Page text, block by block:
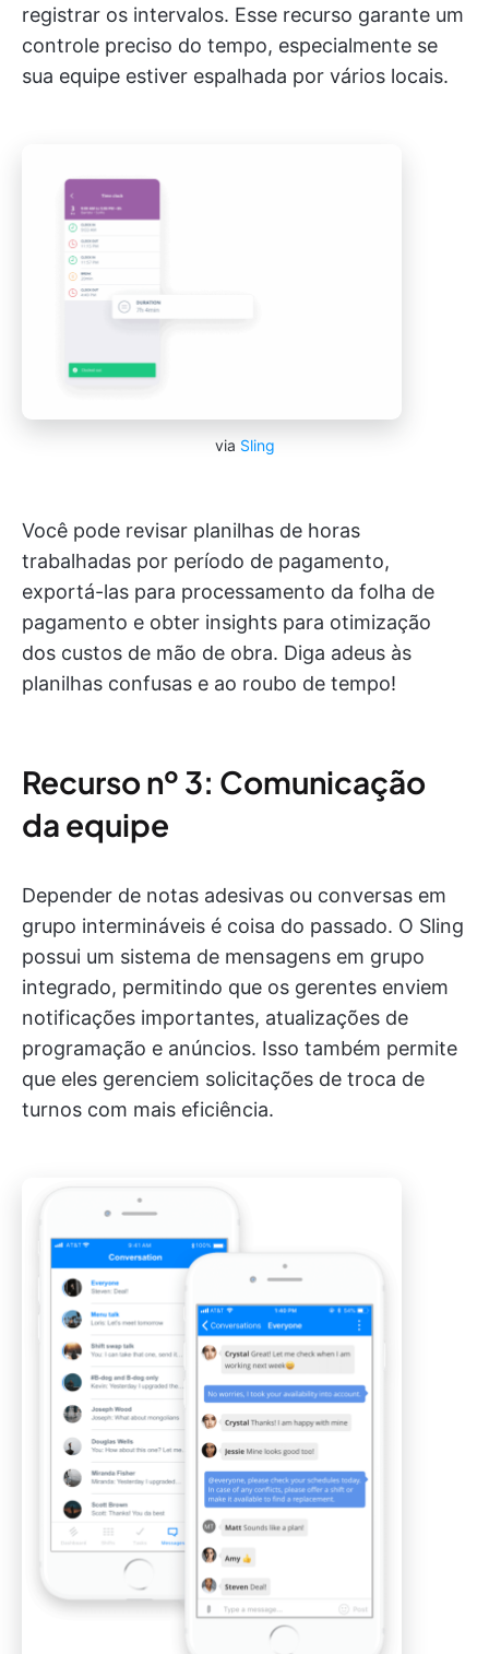
registrar os intervalos. Esse recurso garante um
controle preciso do tempo, especialmente se
sua equipe estiver espalhada por vários locais.
via Sling
Você pode revisar planilhas de horas
trabalhadas por período de pagamento,
exportá-las para processamento da folha de
pagamento e obter insights para otimização
dos custos de mão de obra. Diga adeus às
planilhas confusas e ao roubo de tempo!
Recurso nº 3: Comunicação
da equipe
Depender de notas adesivas ou conversas em
grupo intermináveis é coisa do passado. O Sling
possui um sistema de mensagens em grupo
integrado, permitindo que os gerentes enviem
notificações importantes, atualizações de
programação e anúncios. Isso também permite
que eles gerenciem solicitações de troca de
turnos com mais eficiência.